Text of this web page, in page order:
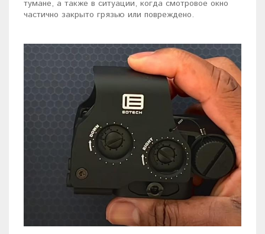
тумане, а также в ситуации, когда смотровое окно
частично закрыто грязью или повреждено.